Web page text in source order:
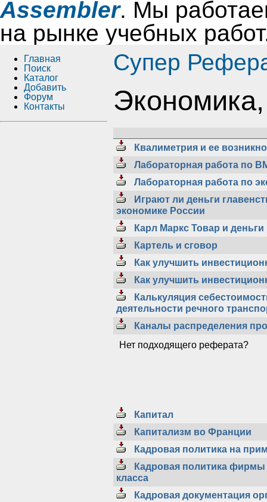
Assembler. Мы
на рынке учебных
Супер
Квалиметрия и ее
Лабораторная работа по
Лабораторная работа по
Играют ли деньги
экономике России
Карл Маркс Товар и деньги
Картель и сговор
Как улучшить
Как улучшить
Калькуляция
деятельности речного
Каналы распределения
Нет подходящего реферата?
Капитал
Капитализм во Франции
Кадровая политика на
Кадровая политика
класса
Кадровая документация
Главная
Поиск
Каталог
Добавить
Форум
Контакты